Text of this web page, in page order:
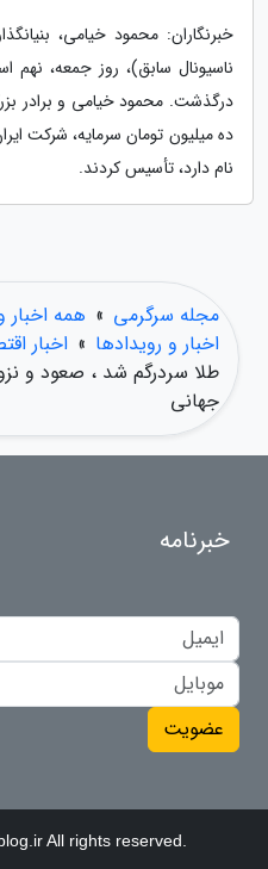
خبرنگاران: محمود خیامی،
ده میلیون تومان سرمایه، شرکت
نام دارد، تأسیس کردند.
مجله سرگرمی » همه اخبار
اخبار و رویدادها » اخبار
طلا سردرگم شد ، صعود و
جهانی
خبرنامه
عضویت
All rights reserved.